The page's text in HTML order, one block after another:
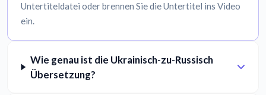
Untertiteldatei oder brennen Sie die Untertitel ins Video
ein.
Wie genau ist die Ukrainisch-zu-Russisch
Übersetzung?